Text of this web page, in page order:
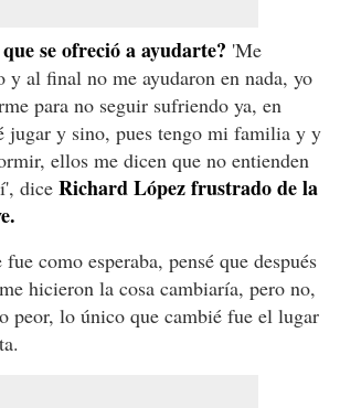
se ofreció a ayudarte? 'Me
y al final no me ayudaron en nada, yo
para no seguir sufriendo ya, en
jugar y sino, pues tengo mi familia y y
ellos me dicen que no entienden
dice Richard López frustrado de la
como esperaba, pensé que después
hicieron la cosa cambiaría, pero no,
peor, lo único que cambié fue el lugar